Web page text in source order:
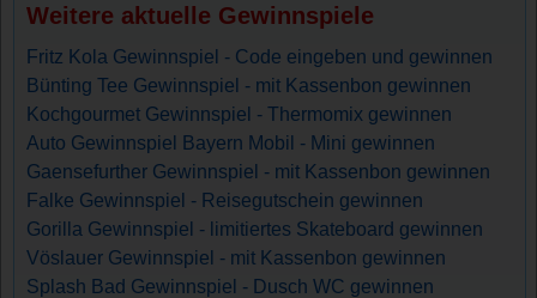
Weitere aktuelle Gewinnspiele
Fritz Kola Gewinnspiel - Code eingeben und gewinnen
Bünting Tee Gewinnspiel - mit Kassenbon gewinnen
Kochgourmet Gewinnspiel - Thermomix gewinnen
Auto Gewinnspiel Bayern Mobil - Mini gewinnen
Gaensefurther Gewinnspiel - mit Kassenbon gewinnen
Falke Gewinnspiel - Reisegutschein gewinnen
Gorilla Gewinnspiel - limitiertes Skateboard gewinnen
Vöslauer Gewinnspiel - mit Kassenbon gewinnen
Splash Bad Gewinnspiel - Dusch WC gewinnen